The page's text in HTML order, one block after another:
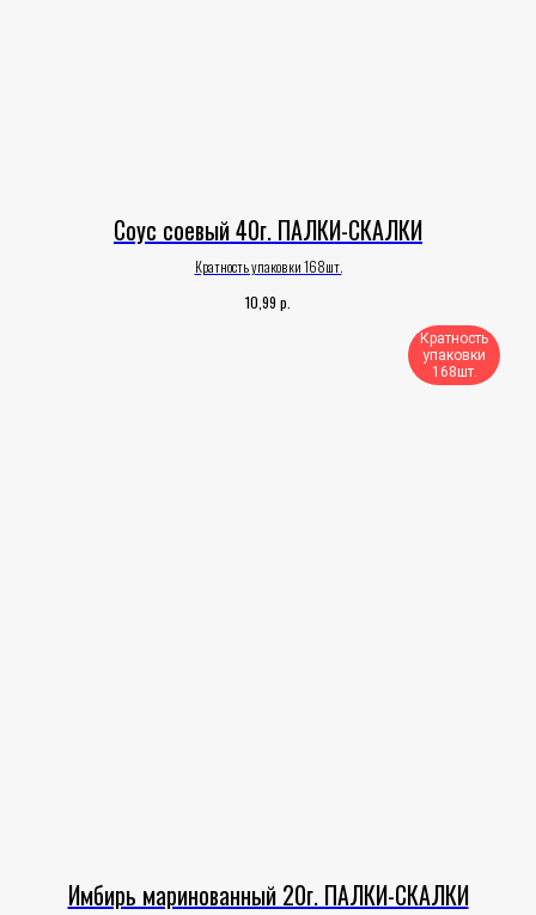
Соус соевый 40г. ПАЛКИ-СКАЛКИ
Кратность упаковки 168шт.
10,99 р.
Кратность
упаковки
168шт.​
Имбирь маринованный 20г. ПАЛКИ-СКАЛКИ